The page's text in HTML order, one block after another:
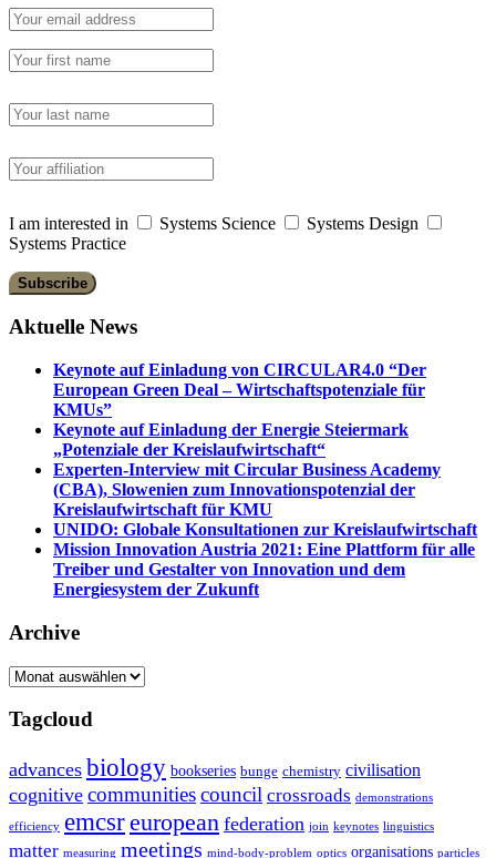
I am interested in Systems Science
Systems Design
Systems Practice
Aktuelle News
Keynote auf Einladung von CIRCULAR4.0 “Der
European Green Deal – Wirtschaftspotenziale für
KMUs”
Keynote auf Einladung der Energie Steiermark
„Potenziale der Kreislaufwirtschaft“
Experten-Interview mit Circular Business Academy
(CBA), Slowenien zum Innovationspotenzial der
Kreislaufwirtschaft für KMU
UNIDO: Globale Konsultationen zur Kreislaufwirtschaft
Mission Innovation Austria 2021: Eine Plattform für alle
Treiber und Gestalter von Innovation und dem
Energiesystem der Zukunft
Archive
Archive
Tagcloud
advances biology bookseries bunge chemistry civilisation
cognitive communitiescouncil crossroads demonstrations
efficiency emcsreuropean federation join keynotes linguistics
matter measuring meetings mind-body-problem optics organisations particles